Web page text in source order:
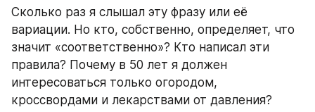
Сколько раз я слышал эту фразу или её
вариации. Но кто, собственно, определяет, что
значит «соответственно»? Кто написал эти
правила? Почему в 50 лет я должен
интересоваться только огородом,
кроссвордами и лекарствами от давления?